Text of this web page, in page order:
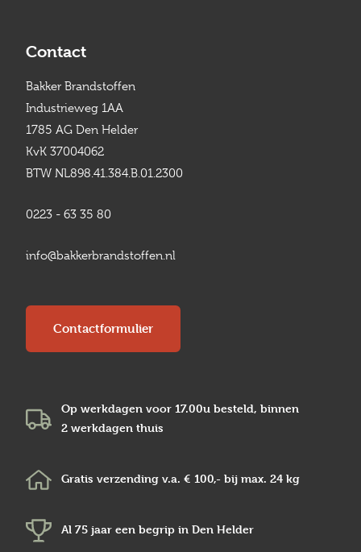
Contact
Bakker Brandstoffen
Industrieweg 1AA
1785 AG Den Helder
KvK 37004062
BTW NL898.41.384.B.01.2300
0223 - 63 35 80
info@bakkerbrandstoffen.nl
Contactformulier
Op werkdagen voor 17.00u besteld, binnen
2 werkdagen thuis
Gratis verzending v.a. € 100,- bij max. 24 kg
Al 75 jaar een begrip in Den Helder